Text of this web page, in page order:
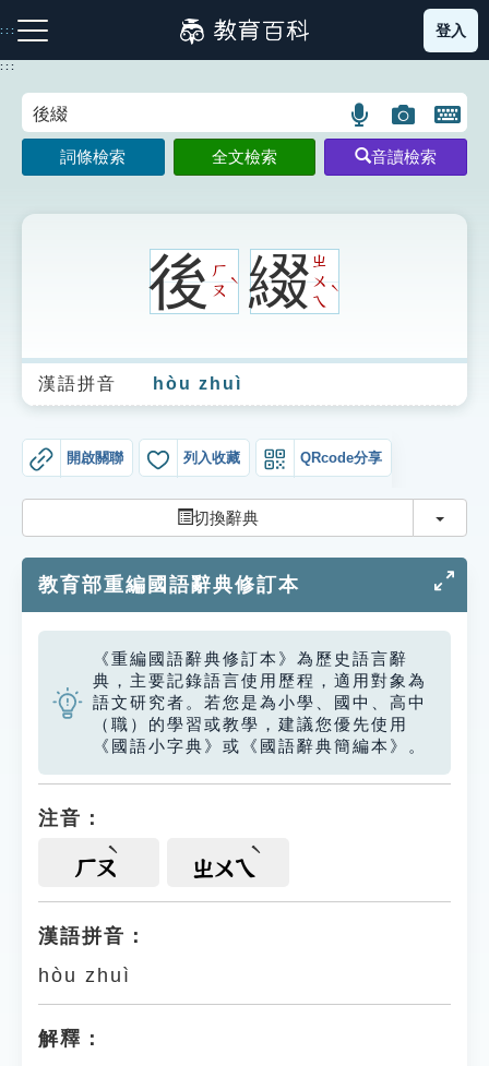
到
主
:::
注音索引圖示 筆畫索引圖示 部首索引表圖示
生字詞彙表
成語故事
索引選單
單字索引
生命大百科索引
遊戲專區
教學應用
貓頭鷹博士
登入
:::
語
言
搜
圖
片
搜
開
鍵
圖
詞條檢索 全文檢索 音讀檢索
後ㄏ
ㄡ
ˋ 綴ㄓ
ㄨ
ㄟ
ˋ
漢語拼音 hòu zhuì
開啟關聯 列入收藏 QRcode分享
切換辭典 切換
教育部重編國語辭典修訂本
《重編國語辭典修訂本》為歷史語言辭
典，主要記錄語言使用歷程，適用對象為
語文研究者。若您是為小學、國中、高中
（職）的學習或教學，建議您優先使用
《國語小字典》或《國語辭典簡編本》。
注音：
ㄏㄡ ㄓㄨㄟ
漢語拼音：
hòu zhuì
解釋：